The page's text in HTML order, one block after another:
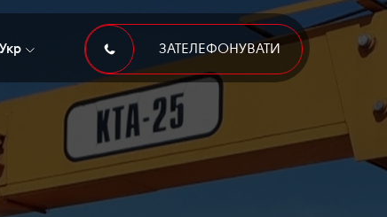
Укр ЗАТЕЛЕФОНУВАТИ